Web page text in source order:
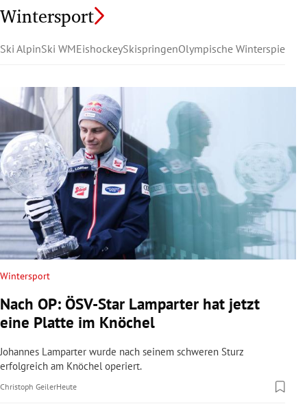
Wintersport
Ski AlpinSki WMEishockeySkispringenOlympische Winterspiele
Wintersport
Nach OP: ÖSV-Star Lamparter hat jetzt
eine Platte im Knöchel
Johannes Lamparter wurde nach seinem schweren Sturz
erfolgreich am Knöchel operiert.
Christoph GeilerHeute